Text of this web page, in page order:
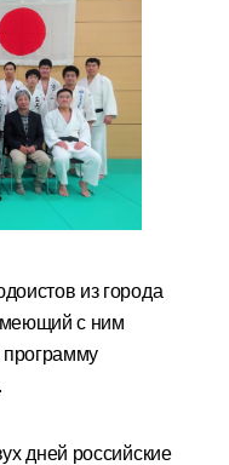
из города
с ним
программу
дней российские